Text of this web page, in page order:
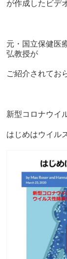
が作成したビデ
元・国立保健医
弘教授が
ご紹介されてお
新型コロナウイ
はじめはウイル